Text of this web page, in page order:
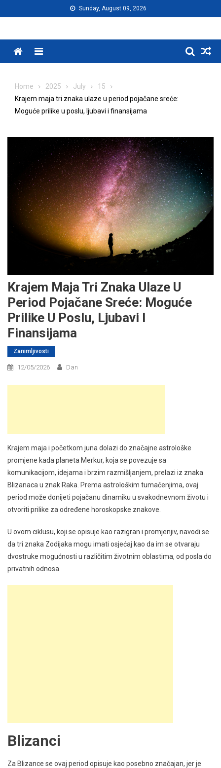
to
Sunday, August 09, 2026
Menu
Home 2025 July
15
Krajem maja tri znaka ulaze u period pojačane sreće:
Moguće prilike u poslu, ljubavi i finansijama
Krajem Maja Tri Znaka Ulaze U
Period Pojačane Sreće: Moguće
Prilike U Poslu, Ljubavi I
Finansijama
Zanimljivosti
12/05/2026 Dan
Krajem maja i početkom juna dolazi do značajne astrološke
promjene kada planeta Merkur, koja se povezuje sa
komunikacijom, idejama i brzim razmišljanjem, prelazi iz znaka
Blizanaca u znak Raka. Prema astrološkim tumačenjima, ovaj
period može donijeti pojačanu dinamiku u svakodnevnom životu i
otvoriti prilike za određene horoskopske znakove.
U ovom ciklusu, koji se opisuje kao razigran i promjenjiv, navodi se
da tri znaka Zodijaka mogu imati osjećaj kao da im se otvaraju
dvostruke mogućnosti u različitim životnim oblastima, od posla do
privatnih odnosa.
Blizanci
Za Blizance se ovaj period opisuje kao posebno značajan, jer je